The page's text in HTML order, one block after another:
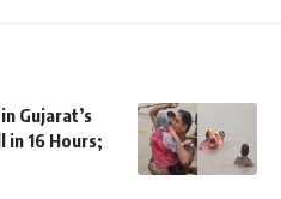
Gujarat’s
in 16 Hours;